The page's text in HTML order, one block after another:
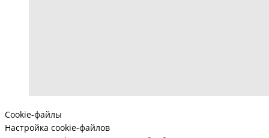
Cookie-файлы
Настройка cookie-файлов